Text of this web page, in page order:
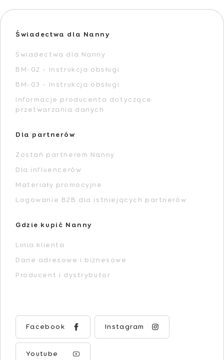
Świadectwa dla Nanny
Świadectwa dla Nanny
BM-02 - Instrukcja obsługi
BM-03 - Instrukcja obsługi
Informacje producenta dotyczące
przetwarzania danych
Dla partnerów
Zostań partnerem Nanny
Dla influencerów
Materiały promocyjne
Logowanie B2B dla istniejących partnerów
Gdzie kupić Nanny
Linia klienta
Dane adresowe i biznesowe
Producent i dystrybutor
Facebook Instagram
Youtube